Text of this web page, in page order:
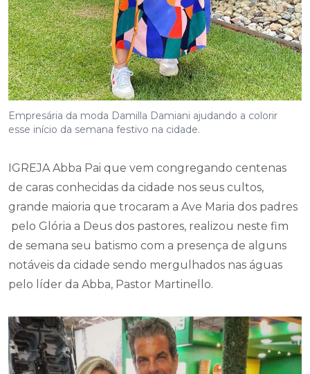
Empresária da moda Damilla Damiani ajudando a colorir
esse início da semana festivo na cidade.
IGREJA Abba Pai que vem congregando centenas
de caras conhecidas da cidade nos seus cultos,
grande maioria que trocaram a Ave Maria dos padres
pelo Glória a Deus dos pastores, realizou neste fim
de semana seu batismo com a presença de alguns
notáveis da cidade sendo mergulhados nas águas
pelo líder da Abba, Pastor Martinello.